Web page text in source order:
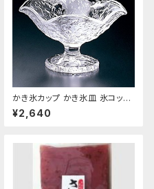
かき氷カップ かき氷皿 氷コップ
デザートカップ、アイスクリーム
カップ 鳴門 花 フラッペ デザー
¥2,640